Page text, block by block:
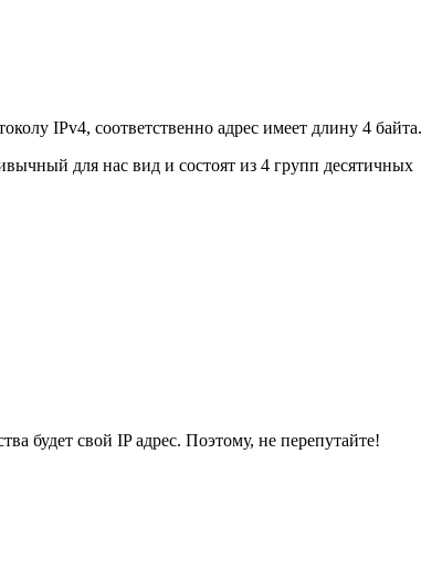
IPv4, соответственно адрес имеет длину 4 байта.
для нас вид и состоят из 4 групп десятичных
будет свой IP адрес. Поэтому, не перепутайте!